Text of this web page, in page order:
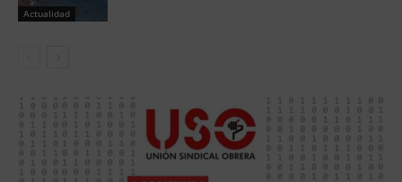
Actualidad